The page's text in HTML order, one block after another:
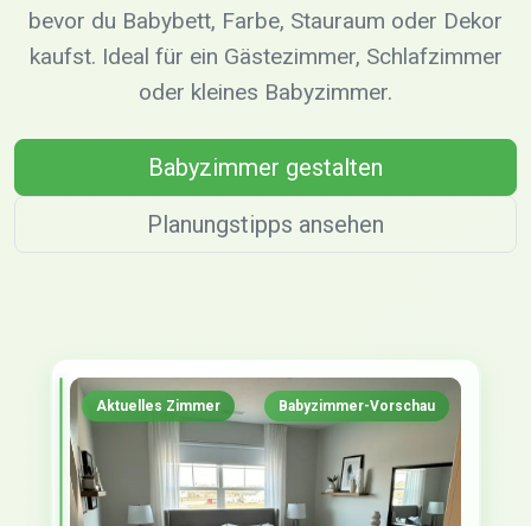
bevor du Babybett, Farbe, Stauraum oder Dekor
kaufst. Ideal für ein Gästezimmer, Schlafzimmer
oder kleines Babyzimmer.
Babyzimmer gestalten
Planungstipps ansehen
Aktuelles Zimmer Babyzimmer-Vorschau